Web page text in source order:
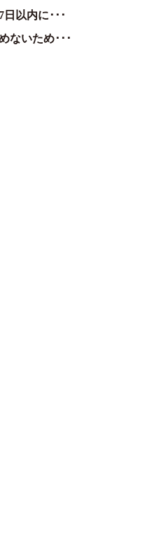
以内に･･･
ないため･･･